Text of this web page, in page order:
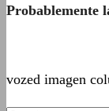
Probablemente
vozed imagen